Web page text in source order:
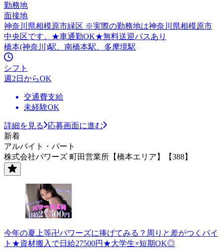
勤務地
面接地
神奈川県相模原市緑区 ※実際の勤務地は神奈川県相模原市
中央区です。★車通勤OK★無料送迎バスあり
橋本(神奈川)駅、南橋本駅、多摩境駅
シフト
週2日からOK
交通費支給
未経験OK
詳細を見る
応募画面に進む
新着
アルバイト・パート
株式会社パワーズ 町田営業所【橋本エリア】【388】
今年の夏上等卍パワーズに捧げてみる？周りと差がつくバイ
ト★資材搬入で日給27500円★大学生×短期OK◎